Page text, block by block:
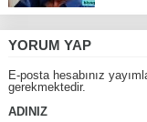
YORUM YAP
E-posta hesabınız
gerekmektedir.
ADINIZ